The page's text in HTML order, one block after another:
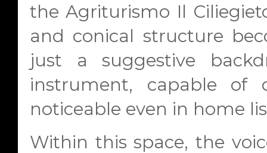
the Agriturismo Il
and conical structure
just a suggestive
instrument, capable of
noticeable even in home
Within this space, the